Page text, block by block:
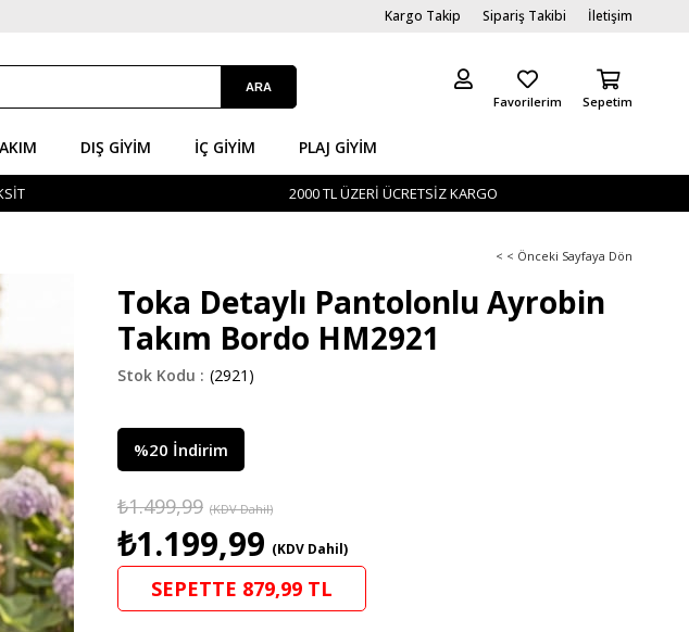
Kargo Takip Sipariş Takibi İletişim
Sepetim
Favorilerim
DIŞ GIYIM İÇ GİYIM PLAJ GIYIM
2000 TL ÜZERİ ÜCRETSİZ KARGO
< < Önceki Sayfaya Dön
Toka Detaylı Pantolonlu Ayrobin
Takım Bordo HM2921
(2921)
%20 İndirim
₺1.499,99 (KDV Dahil)
₺1.199,99 (KDV Dahil)
SEPETTE 879,99 TL